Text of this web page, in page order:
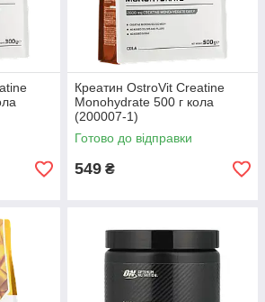
Креатин OstroVit Creatine
Monohydrate 500 г кола
(200007-1)
Готово до відправки
549 ₴